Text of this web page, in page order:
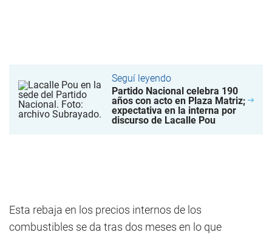
Seguí leyendo
Partido Nacional celebra 190
años con acto en Plaza Matriz;
expectativa en la interna por
discurso de Lacalle Pou
Esta rebaja en los precios internos de los
combustibles se da tras dos meses en lo que